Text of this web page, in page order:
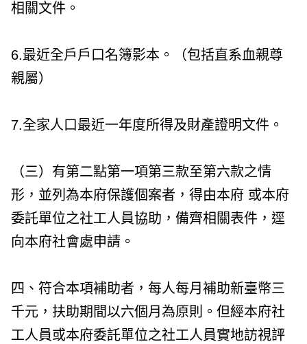
相關文件。
6.最近全戶戶口名簿影本。（包括直系血親尊
親屬）
7.全家人口最近一年度所得及財產證明文件。
（三）有第二點第一項第三款至第六款之情
形，並列為本府保護個案者，得由本府 或本府
委託單位之社工人員協助，備齊相關表件，逕
向本府社會處申請。
四、符合本項補助者，每人每月補助新臺幣三
千元，扶助期間以六個月為原則。但經本府社
工人員或本府委託單位之社工人員實地訪視評